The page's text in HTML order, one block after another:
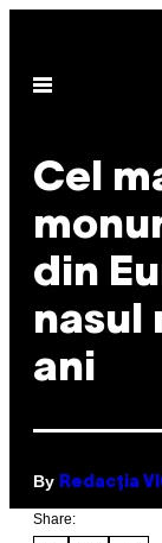
content
Open
Cel
din
nasul
ani
By Redacţia
Share: